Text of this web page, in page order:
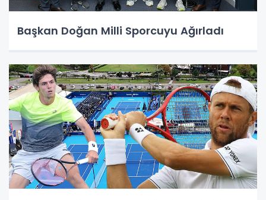
Başkan Doğan Milli Sporcuyu Ağırladı